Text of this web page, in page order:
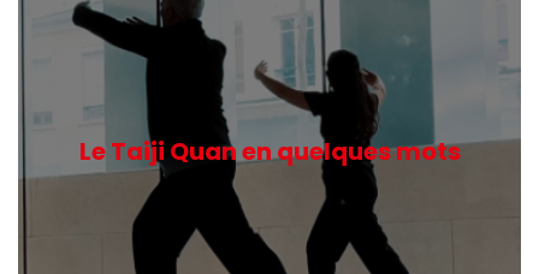
Le Taiji Quan en quelques mots